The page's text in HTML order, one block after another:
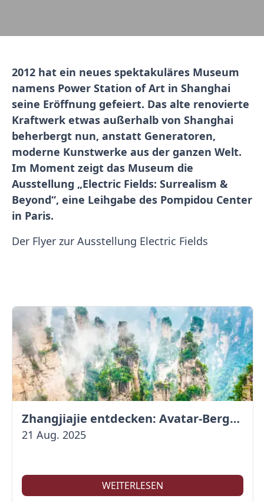
2012 hat ein neues spektakuläres Museum
namens Power Station of Art in Shanghai
seine Eröffnung gefeiert. Das alte renovierte
Kraftwerk etwas außerhalb von Shanghai
beherbergt nun, anstatt Generatoren,
moderne Kunstwerke aus der ganzen Welt.
Im Moment zeigt das Museum die
Ausstellung „Electric Fields: Surrealism &
Beyond“, eine Leihgabe des Pompidou Center
in Paris.
Der Flyer zur Ausstellung Electric Fields
Zhangjiajie entdecken: Avatar-Berge & Altstadt von Fenghuang
21 Aug. 2025
WEITERLESEN